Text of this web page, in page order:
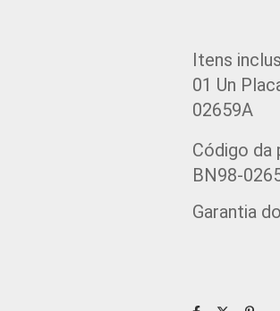
Itens
01 Un
02659A
Código da
BN98-
Garantia